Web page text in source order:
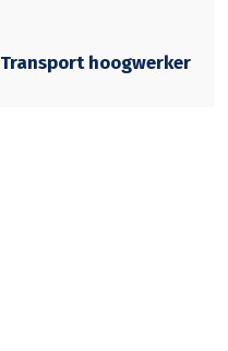
Transport hoogwerker